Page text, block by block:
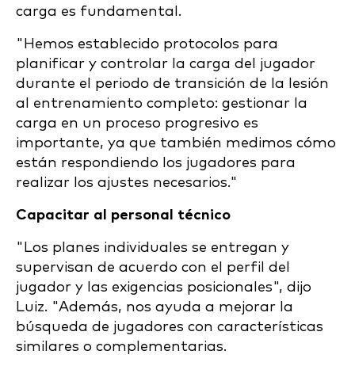
carga es fundamental.
"Hemos establecido protocolos para
planificar y controlar la carga del jugador
durante el periodo de transición de la lesión
al entrenamiento completo: gestionar la
carga en un proceso progresivo es
importante, ya que también medimos cómo
están respondiendo los jugadores para
realizar los ajustes necesarios."
Capacitar al personal técnico
"Los planes individuales se entregan y
supervisan de acuerdo con el perfil del
jugador y las exigencias posicionales", dijo
Luiz. "Además, nos ayuda a mejorar la
búsqueda de jugadores con características
similares o complementarias.